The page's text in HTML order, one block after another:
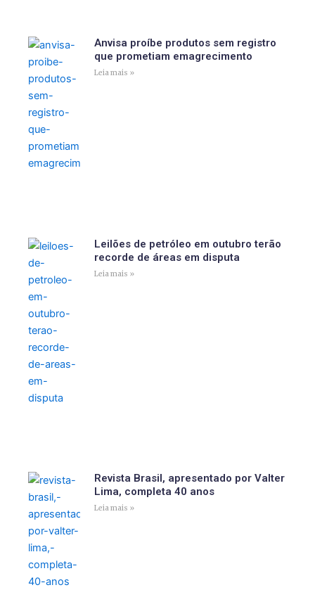
Anvisa proíbe produtos sem registro
que prometiam emagrecimento
Leia mais »
Leilões de petróleo em outubro terão
recorde de áreas em disputa
Leia mais »
Revista Brasil, apresentado por Valter
Lima, completa 40 anos
Leia mais »